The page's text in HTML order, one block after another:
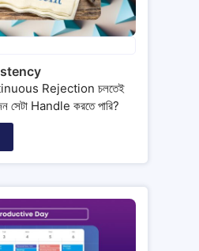
Rejection চলতেই
সেটা Handle করতে পারি?